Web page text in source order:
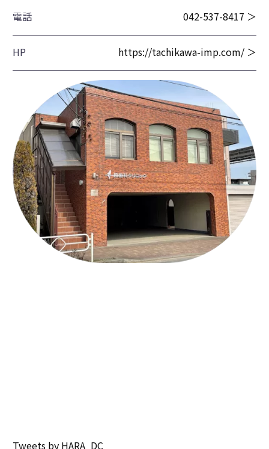
電話 042-537-8417 ＞
HP https://tachikawa-imp.com/ ＞
Tweets by HARA_DC